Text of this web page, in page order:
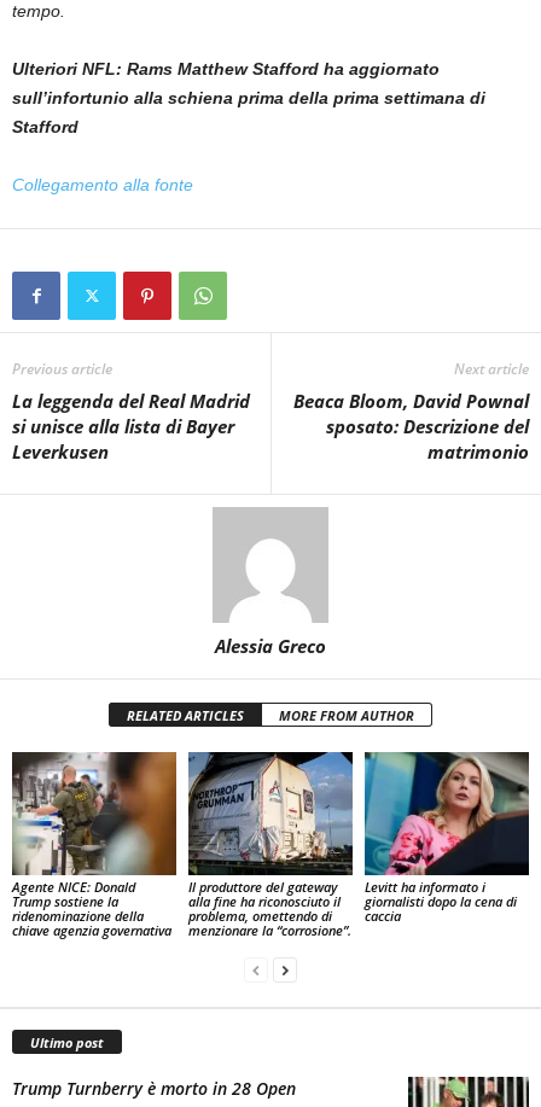
tempo.
Ulteriori NFL: Rams Matthew Stafford ha aggiornato
sull’infortunio alla schiena prima della prima settimana di
Stafford
Collegamento alla fonte
Previous article
La leggenda del Real Madrid
si unisce alla lista di Bayer
Leverkusen
Next article
Beaca Bloom, David Pownal
sposato: Descrizione del
matrimonio
Alessia Greco
RELATED ARTICLES MORE FROM AUTHOR
Agente NICE: Donald
Trump sostiene la
ridenominazione della
chiave agenzia governativa
Il produttore del gateway
alla fine ha riconosciuto il
problema, omettendo di
menzionare la “corrosione”.
Levitt ha informato i
giornalisti dopo la cena di
caccia
Ultimo post
Trump Turnberry è morto in 28 Open